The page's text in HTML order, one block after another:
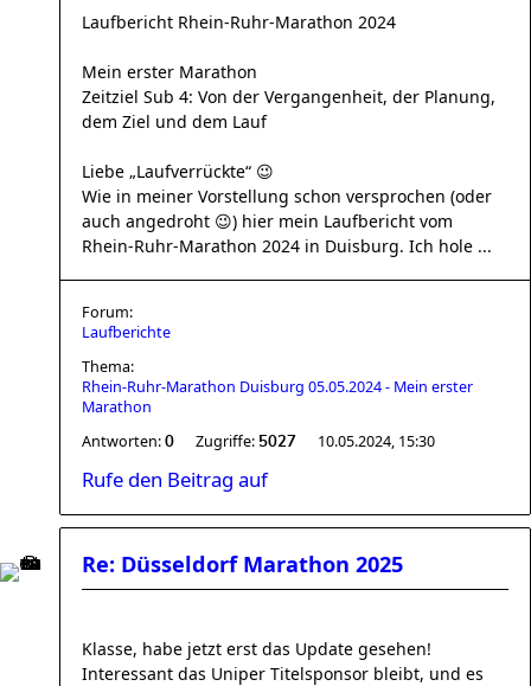
Laufbericht Rhein-Ruhr-Marathon 2024
Mein erster Marathon
Zeitziel Sub 4: Von der Vergangenheit, der Planung,
dem Ziel und dem Lauf
Liebe „Laufverrückte“ 😉
Wie in meiner Vorstellung schon versprochen (oder
auch angedroht 😉) hier mein Laufbericht vom
Rhein-Ruhr-Marathon 2024 in Duisburg. Ich hole ...
Forum:
Laufberichte
Thema:
Rhein-Ruhr-Marathon Duisburg 05.05.2024 - Mein erster
Marathon
Antworten: 0 Zugriffe: 5027 10.05.2024, 15:30
Rufe den Beitrag auf
Re: Düsseldorf Marathon 2025
Klasse, habe jetzt erst das Update gesehen!
Interessant das Uniper Titelsponsor bleibt, und es